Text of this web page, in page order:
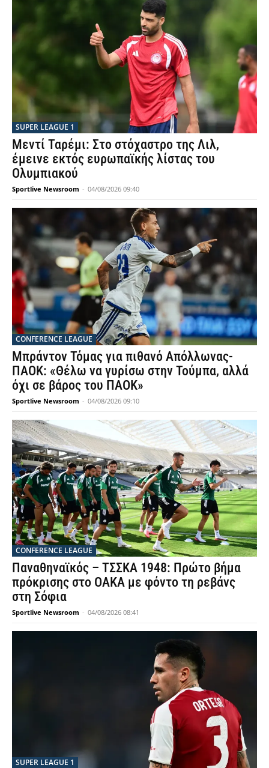
SUPER LEAGUE 1
Μεντί Ταρέμι: Στο στόχαστρο της Λιλ,
έμεινε εκτός ευρωπαϊκής λίστας του
Ολυμπιακού
Sportlive Newsroom - 04/08/2026 09:40
CONFERENCE LEAGUE
Μπράντον Τόμας για πιθανό Απόλλωνας-
ΠΑΟΚ: «Θέλω να γυρίσω στην Τούμπα, αλλά
όχι σε βάρος του ΠΑΟΚ»
Sportlive Newsroom - 04/08/2026 09:10
CONFERENCE LEAGUE
Παναθηναϊκός – ΤΣΣΚΑ 1948: Πρώτο βήμα
πρόκρισης στο ΟΑΚΑ με φόντο τη ρεβάνς
στη Σόφια
Sportlive Newsroom - 04/08/2026 08:41
SUPER LEAGUE 1